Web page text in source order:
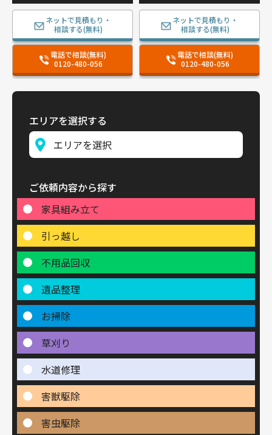
ネットで見積もり・
相談する(無料)
電話で相談(無料)
0120-480-056
ネットで見積もり・
相談する(無料)
電話で相談(無料)
0120-480-056
エリアを選択する
ご依頼内容から探す
家具組み立て
引っ越し
不用品回収
遺品整理
お掃除
草刈り
水道修理
害獣駆除
害虫駆除